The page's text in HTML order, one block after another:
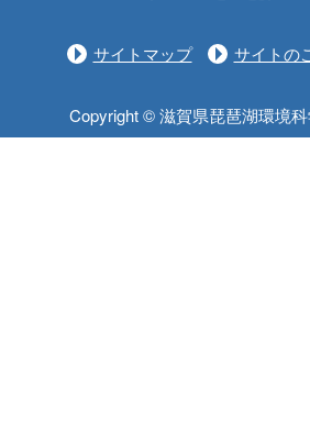
サイトマップ サイトの
Copyright © 滋賀県琵琶湖環境